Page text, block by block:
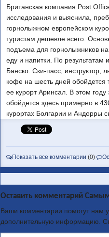
Британская компания Post
исследования и выяснила,
горнолыжном европейском
туристам дешевле всего.
подъема для горнолыжников
еду и напитки. По
Банско. Ски-пасс, инструктор,
кофе на шесть дней
ее курорт Аринсал. В этом
обойдется здесь примерно в
курортах Болгарии и Андорры
Показать все комментарии (0)
Оставить комментарий
Ваши комментарии помогут нам
дополнительную информацию.